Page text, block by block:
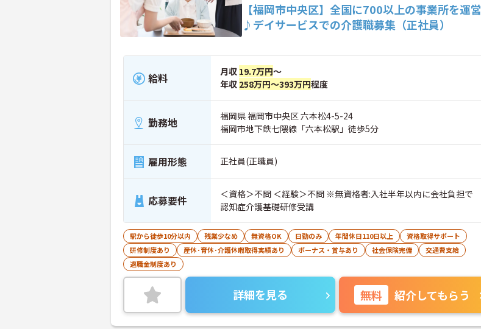
【福岡市中央区】全国に700以上の事業所を運営
♪デイサービスでの介護職募集（正社員）
給料 月収 19.7万円～
年収 258万円～393万円程度
勤務地
福岡県 福岡市中央区 六本松4-5-24
福岡市地下鉄七隈線「六本松駅」徒歩5分
雇用形態 正社員(正職員)
応募要件
＜資格＞不問 ＜経験＞不問 ※無資格者:入社半年以内に会社負担で
認知症介護基礎研修受講
駅から徒歩10分以内 残業少なめ 無資格OK 日勤のみ 年間休日110日以上
資格取得サポート
研修制度あり
産休･育休･介護休暇取得実績あり ボーナス・賞与あり 社会保険完備
交通費支給
退職金制度あり
詳細を見る 無料 紹介してもらう